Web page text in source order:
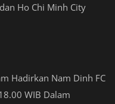
Ho Chi Minh City
Hadirkan Nam Dinh FC
WIB Dalam